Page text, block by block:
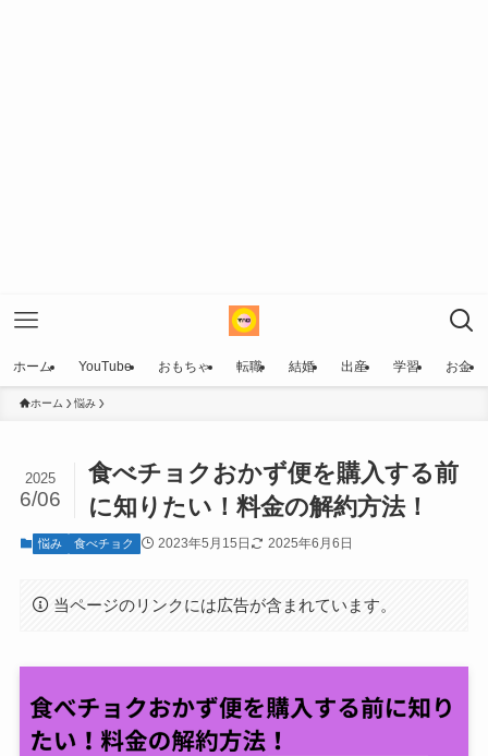
ホーム YouTube おもちゃ 転職 結婚 出産 学習 お金
ホーム 悩み
食べチョクおかず便を購入する前
に知りたい！料金の解約方法！
2025
6/06
悩み 食べチョク 2023年5月15日 2025年6月6日
当ページのリンクには広告が含まれています。